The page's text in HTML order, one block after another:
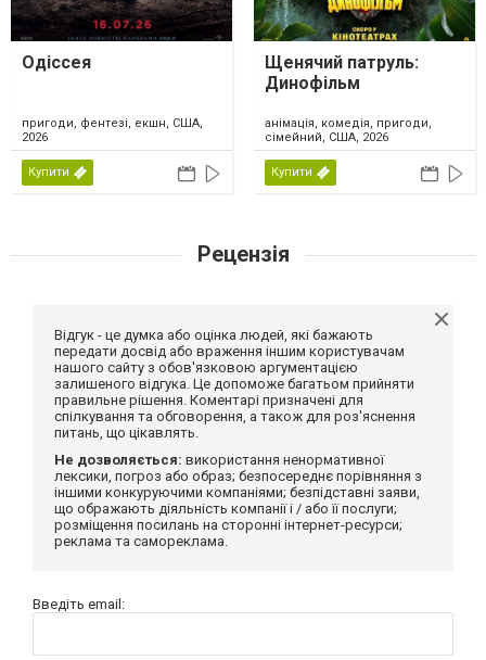
Одіссея
пригоди, фентезі, екшн, США,
2026
Купити
Щенячий патруль:
Динофільм
анімація, комедія, пригоди,
сімейний, США, 2026
Купити
Рецензія
Відгук - це думка або оцінка людей, які бажають
передати досвід або враження іншим користувачам
нашого сайту з обов'язковою аргументацією
залишеного відгука. Це допоможе багатьом прийняти
правильне рішення. Коментарі призначені для
спілкування та обговорення, а також для роз'яснення
питань, що цікавлять.
Не дозволяється: використання ненормативної
лексики, погроз або образ; безпосереднє порівняння з
іншими конкуруючими компаніями; безпідставні заяви,
що ображають діяльність компанії і / або її послуги;
розміщення посилань на сторонні інтернет-ресурси;
реклама та самореклама.
Введіть email: